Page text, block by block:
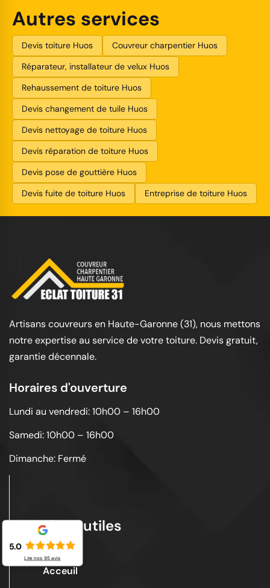
Autres services
Devis toiture Huos
Couvreur charpentier Huos
Réparateur, installateur de velux Huos
Rehaussement de toiture Huos
Devis changement de tuile Huos
Devis nettoyage de toiture Huos
Devis réparation de toiture Huos
Devis pose de gouttière Huos
Devis fuite de toiture Huos
Entreprise de toiture Huos
Artisans couvreurs en Haute-Garonne (31), nous mettons
notre expertise au service de votre toiture. Devis gratuit,
garantie décennale.
Horaires d'ouverture
Lundi au vendredi: 10h00 – 16h00
Samedi: 10h00 – 16h00
Dimanche: Fermé
Liens utiles
Acceuil
5.0
Lire nos 95avis